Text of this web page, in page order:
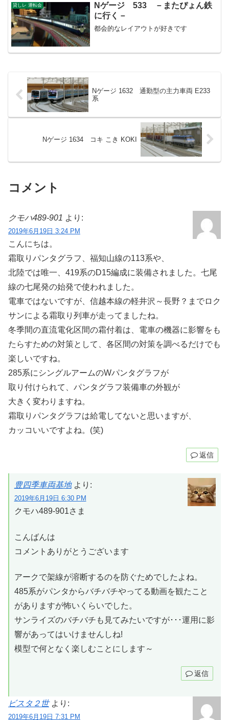
貸しレ 運転会
Nゲージ 533 －またぴょん鉄
に行く－
都会的なレイアウトが好きです
Nゲージ 1632 通勤型の主力車両 E233
系
Nゲージ 1634 コキ こき KOKI
コメント
クモハ489-901 より:
2019年6月19日 3:24 PM
こんにちは。
霜取りパンタグラフ、福知山線の113系や、
北陸では唯一、419系のD15編成に装備されました。七尾
線の七尾発の始発で使われました。
電車ではないですが、信越本線の軽井沢～長野？までロク
サンによる霜取り列車が走ってましたね。
冬季間の直流電化区間の霜付着は、電車の機器に影響をも
たらすための対策として、各区間の対策を調べるだけでも
楽しいですね。
285系にシングルアームのWパンタグラフが
取り付けられて、パンタグラフ装備車の外観が
大きく変わりますね。
霜取りパンタグラフは給電してないと思いますが、
カッコいいですよね。(笑)
返信
豊四季車両基地 より:
2019年6月19日 6:30 PM
クモハ489-901さま
こんばんは
コメントありがとうございます
アークで架線が溶断するのを防ぐためでしたよね。
485系がパンタからバチバチやってる動画を観たこと
がありますが怖いくらいでした。
サンライズのバチバチも見てみたいですが･･･運用に影
響があってはいけませんしね!
模型で何となく楽しむことにします～
返信
ビスタ２世 より:
2019年6月19日 7:31 PM